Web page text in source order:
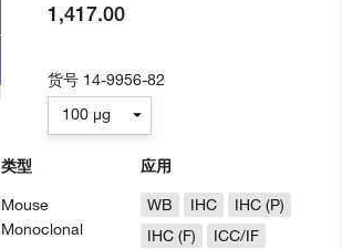
类型
Mouse
Monoclonal
应用
WB
IHC
IHC (P)
IHC (F)
ICC/IF
1,417.00
货号 14-9956-82
100 µg